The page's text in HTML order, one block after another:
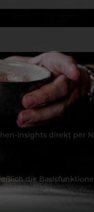
Insights direkt per
die